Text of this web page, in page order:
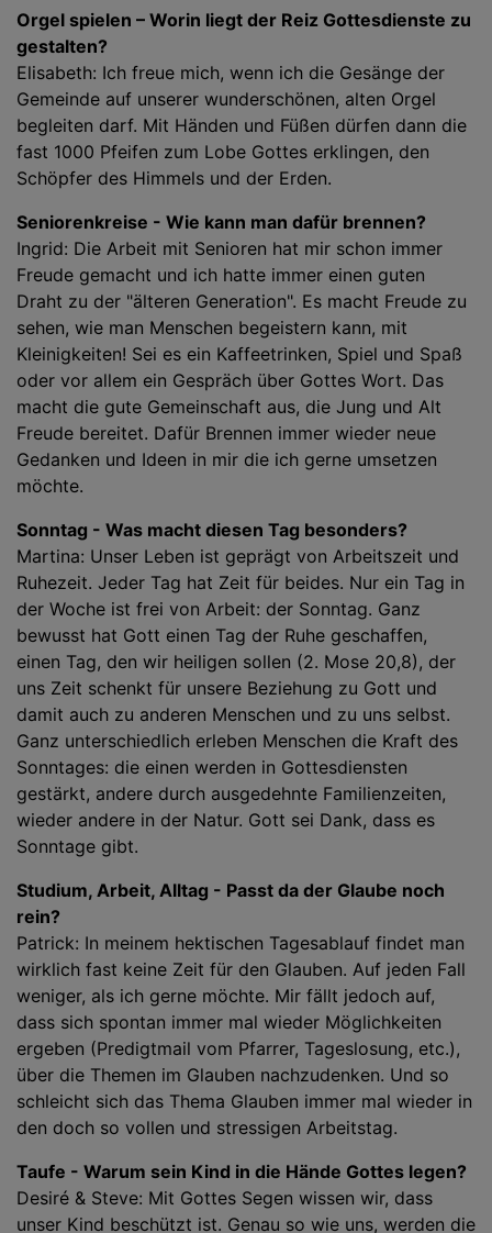
Orgel spielen – Worin liegt der Reiz Gottesdienste zu
gestalten?
Elisabeth: Ich freue mich, wenn ich die Gesänge der
Gemeinde auf unserer wunderschönen, alten Orgel
begleiten darf. Mit Händen und Füßen dürfen dann die
fast 1000 Pfeifen zum Lobe Gottes erklingen, den
Schöpfer des Himmels und der Erden.
Seniorenkreise - Wie kann man dafür brennen?
Ingrid: Die Arbeit mit Senioren hat mir schon immer
Freude gemacht und ich hatte immer einen guten
Draht zu der "älteren Generation". Es macht Freude zu
sehen, wie man Menschen begeistern kann, mit
Kleinigkeiten! Sei es ein Kaffeetrinken, Spiel und Spaß
oder vor allem ein Gespräch über Gottes Wort. Das
macht die gute Gemeinschaft aus, die Jung und Alt
Freude bereitet. Dafür Brennen immer wieder neue
Gedanken und Ideen in mir die ich gerne umsetzen
möchte.
Sonntag - Was macht diesen Tag besonders?
Martina: Unser Leben ist geprägt von Arbeitszeit und
Ruhezeit. Jeder Tag hat Zeit für beides. Nur ein Tag in
der Woche ist frei von Arbeit: der Sonntag. Ganz
bewusst hat Gott einen Tag der Ruhe geschaffen,
einen Tag, den wir heiligen sollen (2. Mose 20,8), der
uns Zeit schenkt für unsere Beziehung zu Gott und
damit auch zu anderen Menschen und zu uns selbst.
Ganz unterschiedlich erleben Menschen die Kraft des
Sonntages: die einen werden in Gottesdiensten
gestärkt, andere durch ausgedehnte Familienzeiten,
wieder andere in der Natur. Gott sei Dank, dass es
Sonntage gibt.
Studium, Arbeit, Alltag - Passt da der Glaube noch
rein?
Patrick: In meinem hektischen Tagesablauf findet man
wirklich fast keine Zeit für den Glauben. Auf jeden Fall
weniger, als ich gerne möchte. Mir fällt jedoch auf,
dass sich spontan immer mal wieder Möglichkeiten
ergeben (Predigtmail vom Pfarrer, Tageslosung, etc.),
über die Themen im Glauben nachzudenken. Und so
schleicht sich das Thema Glauben immer mal wieder in
den doch so vollen und stressigen Arbeitstag.
Taufe - Warum sein Kind in die Hände Gottes legen?
Desiré & Steve: Mit Gottes Segen wissen wir, dass
unser Kind beschützt ist. Genau so wie uns, werden die